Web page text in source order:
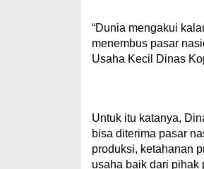
“Dunia mengakui
menembus pasar
Usaha Kecil Dinas
Untuk itu katanya,
bisa diterima pasar
produksi, ketahanan
usaha baik dari pihak